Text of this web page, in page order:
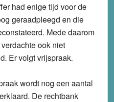
had enige tijd voor de
geraadpleegd en die
Mede daarom
ook niet
Er volgt vrijspraak.
wordt nog een aantal
De rechtbank